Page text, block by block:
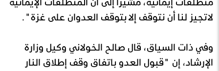
لاتجيز لنا أن نتوقف إلا بتوقف العدوان على غزة".
وفي ذات السياق، قال صالح الخولاني وكيل وزارة
الإرشاد، إن "قبول العدو باتفاق وقف إطلاق النار